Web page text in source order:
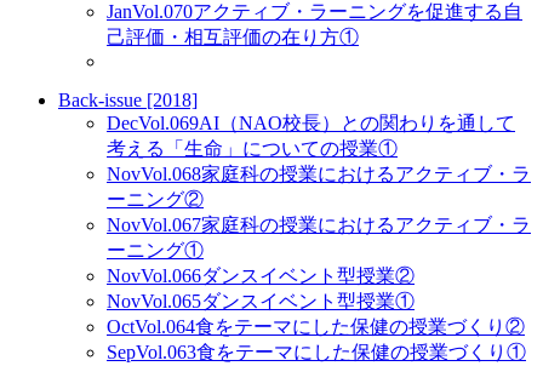
JanVol.070アクティブ・ラーニングを促進する自
己評価・相互評価の在り方①
Back-issue [2018]
DecVol.069AI（NAO校長）との関わりを通して
考える「生命」についての授業①
NovVol.068家庭科の授業におけるアクティブ・ラ
ーニング②
NovVol.067家庭科の授業におけるアクティブ・ラ
ーニング①
NovVol.066ダンスイベント型授業②
NovVol.065ダンスイベント型授業①
OctVol.064食をテーマにした保健の授業づくり②
SepVol.063食をテーマにした保健の授業づくり①